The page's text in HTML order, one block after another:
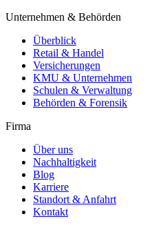
Unternehmen & Behörden
Überblick
Retail & Handel
Versicherungen
KMU & Unternehmen
Schulen & Verwaltung
Behörden & Forensik
Firma
Über uns
Nachhaltigkeit
Blog
Karriere
Standort & Anfahrt
Kontakt